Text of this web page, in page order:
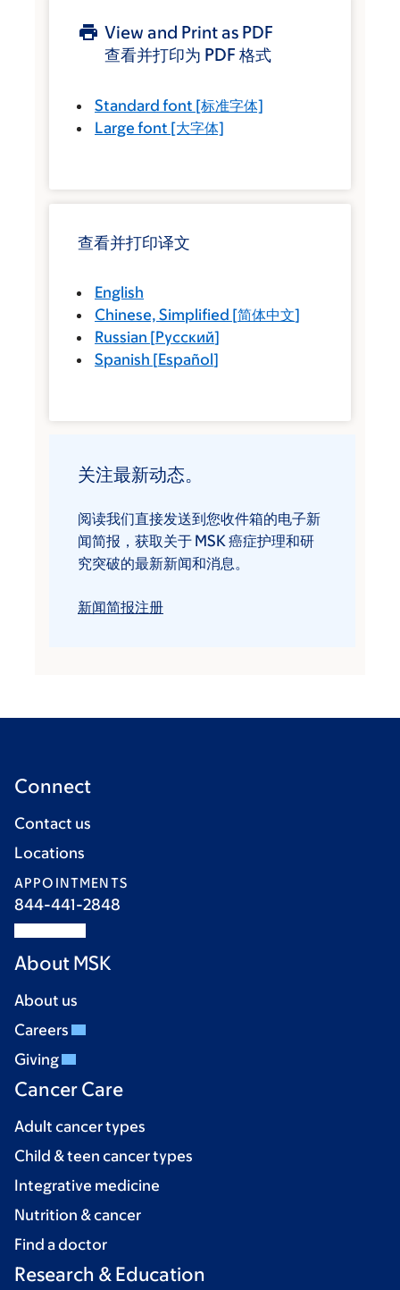
View and Print as PDF
查看并打印为 PDF 格式
Standard font [标准字体]
Large font [大字体]
查看并打印译文
English
Chinese, Simplified [简体中文]
Russian [Русский]
Spanish [Español]
关注最新动态。
阅读我们直接发送到您收件箱的电子新
闻简报，获取关于 MSK 癌症护理和研
究突破的最新新闻和消息。
新闻简报注册
Connect
Contact us
Locations
APPOINTMENTS
844-441-2848
About MSK
About us
Careers
Giving
Cancer Care
Adult cancer types
Child & teen cancer types
Integrative medicine
Nutrition & cancer
Find a doctor
Research & Education